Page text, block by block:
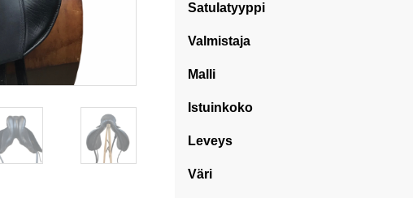
Satulatyyppi
Valmistaja
Malli
Istuinkoko
Leveys
Väri